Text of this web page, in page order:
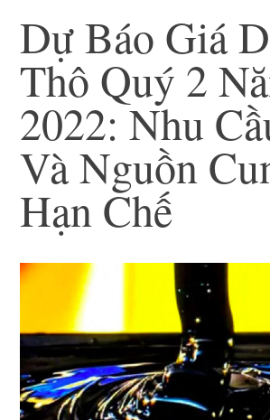
Dự Báo Giá
Thô Quý 2
2022: Nhu
Và Nguồn
Hạn Chế